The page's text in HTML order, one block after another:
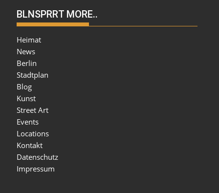
BLNSPRRT MORE..
Heimat
News
Berlin
Stadtplan
Blog
Kunst
Street Art
Events
Locations
Kontakt
Datenschutz
Impressum